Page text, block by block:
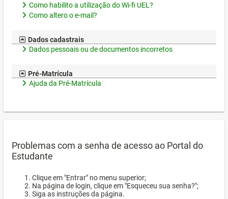
Como habilito a utilização do Wi-fi UEL?
Como altero o e-mail?
Dados cadastrais
Dados pessoais ou de documentos incorretos
Pré-Matrícula
Ajuda da Pré-Matrícula
Problemas com a senha de acesso ao Portal do
Estudante
Clique em "Entrar" no menu superior;
Na página de login, clique em "Esqueceu sua senha?";
Siga as instruções da página.